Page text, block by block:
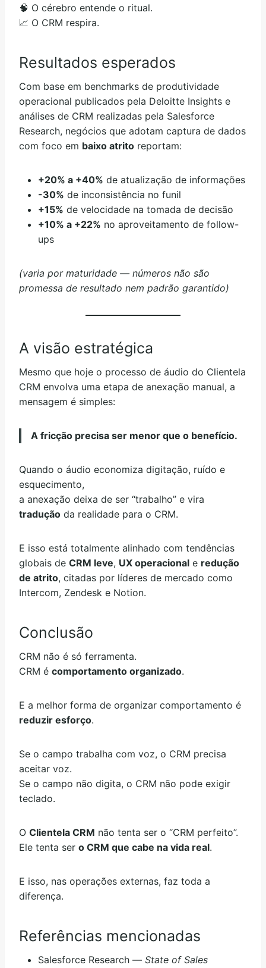
🧠 O cérebro entende o ritual.
📈 O CRM respira.
Resultados esperados
Com base em benchmarks de produtividade
operacional publicados pela Deloitte Insights e
análises de CRM realizadas pela Salesforce
Research, negócios que adotam captura de dados
com foco em baixo atrito reportam:
+20% a +40% de atualização de informações
-30% de inconsistência no funil
+15% de velocidade na tomada de decisão
+10% a +22% no aproveitamento de follow-
ups
(varia por maturidade — números não são
promessa de resultado nem padrão garantido)
A visão estratégica
Mesmo que hoje o processo de áudio do Clientela
CRM envolva uma etapa de anexação manual, a
mensagem é simples:
A fricção precisa ser menor que o benefício.
Quando o áudio economiza digitação, ruído e
esquecimento,
a anexação deixa de ser “trabalho” e vira
tradução da realidade para o CRM.
E isso está totalmente alinhado com tendências
globais de CRM leve, UX operacional e redução
de atrito, citadas por líderes de mercado como
Intercom, Zendesk e Notion.
Conclusão
CRM não é só ferramenta.
CRM é comportamento organizado.
E a melhor forma de organizar comportamento é
reduzir esforço.
Se o campo trabalha com voz, o CRM precisa
aceitar voz.
Se o campo não digita, o CRM não pode exigir
teclado.
O Clientela CRM não tenta ser o “CRM perfeito”.
Ele tenta ser o CRM que cabe na vida real.
E isso, nas operações externas, faz toda a
diferença.
Referências mencionadas
Salesforce Research — State of Sales